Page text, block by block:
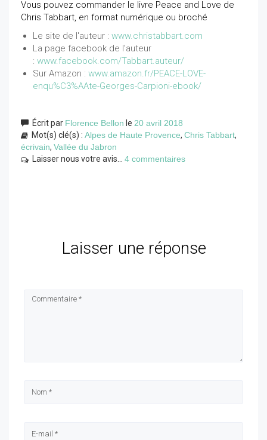
Vous pouvez commander le livre Peace and Love de
Chris Tabbart, en format numérique ou broché
Le site de l'auteur : www.christabbart.com
La page facebook de l'auteur
: www.facebook.com/Tabbart.auteur/
Sur Amazon : www.amazon.fr/PEACE-LOVE-
enqu%C3%AAte-Georges-Carpioni-ebook/
Écrit par Florence Bellon le 20 avril 2018
Mot(s) clé(s) : Alpes de Haute Provence, Chris Tabbart,
écrivain, Vallée du Jabron
Laisser nous votre avis... 4 commentaires
Laisser une réponse